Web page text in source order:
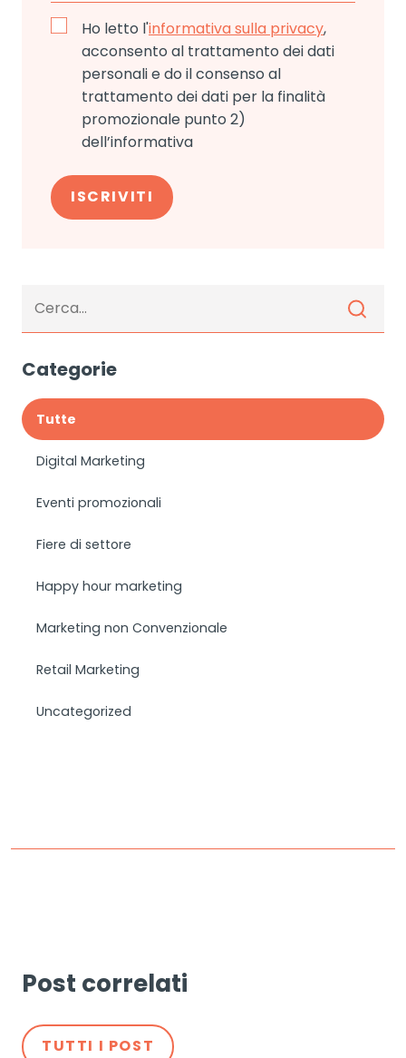
Ho letto l'informativa sulla privacy,
acconsento al trattamento dei dati
personali e do il consenso al
trattamento dei dati per la finalità
promozionale punto 2)
dell’informativa
Categorie
Tutte
Digital Marketing
Eventi promozionali
Fiere di settore
Happy hour marketing
Marketing non Convenzionale
Retail Marketing
Uncategorized
Post correlati
TUTTI I POST